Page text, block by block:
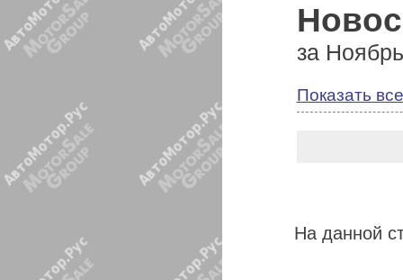
за
Показать
На данной